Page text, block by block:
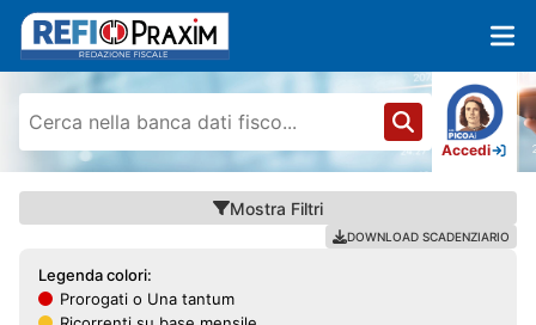
Accedi
Mostra Filtri
DOWNLOAD SCADENZIARIO
Legenda colori:
Prorogati o Una tantum